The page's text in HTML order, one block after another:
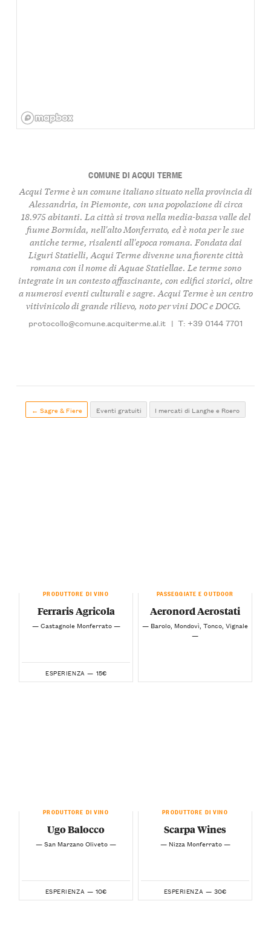
COMUNE DI ACQUI TERME
Acqui Terme è un comune italiano situato nella provincia di
Alessandria, in Piemonte, con una popolazione di circa
18.975 abitanti. La città si trova nella media-bassa valle del
fiume Bormida, nell'alto Monferrato, ed è nota per le sue
antiche terme, risalenti all'epoca romana. Fondata dai
Liguri Statielli, Acqui Terme divenne una fiorente città
romana con il nome di Aquae Statiellae. Le terme sono
integrate in un contesto affascinante, con edifici storici, oltre
a numerosi eventi culturali e sagre. Acqui Terme è un centro
vitivinicolo di grande rilievo, noto per vini DOC e DOCG.
protocollo@comune.acquiterme.al.it | T: +39 0144 7701
← Sagre & Fiere Eventi gratuiti I mercati di Langhe e Roero
PRODUTTORE DI VINO
Ferraris Agricola
— Castagnole Monferrato —
ESPERIENZA — 15€
PASSEGGIATE E OUTDOOR
Aeronord Aerostati
— Barolo, Mondovì, Tonco, Vignale
—
PRODUTTORE DI VINO
Ugo Balocco
— San Marzano Oliveto —
ESPERIENZA — 10€
PRODUTTORE DI VINO
Scarpa Wines
— Nizza Monferrato —
ESPERIENZA — 30€